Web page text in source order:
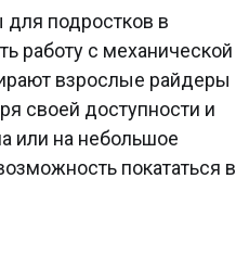
для подростков в
работу с механической
взрослые райдеры
своей доступности и
или на небольшое
покататься в